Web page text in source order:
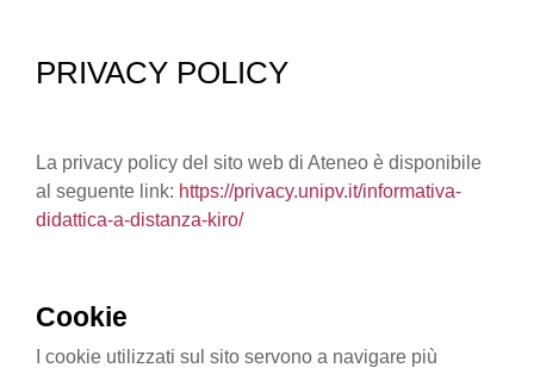
PRIVACY POLICY
La privacy policy del sito web di Ateneo è disponibile
al seguente link: https://privacy.unipv.it/informativa-
didattica-a-distanza-kiro/
Cookie
I cookie utilizzati sul sito servono a navigare più